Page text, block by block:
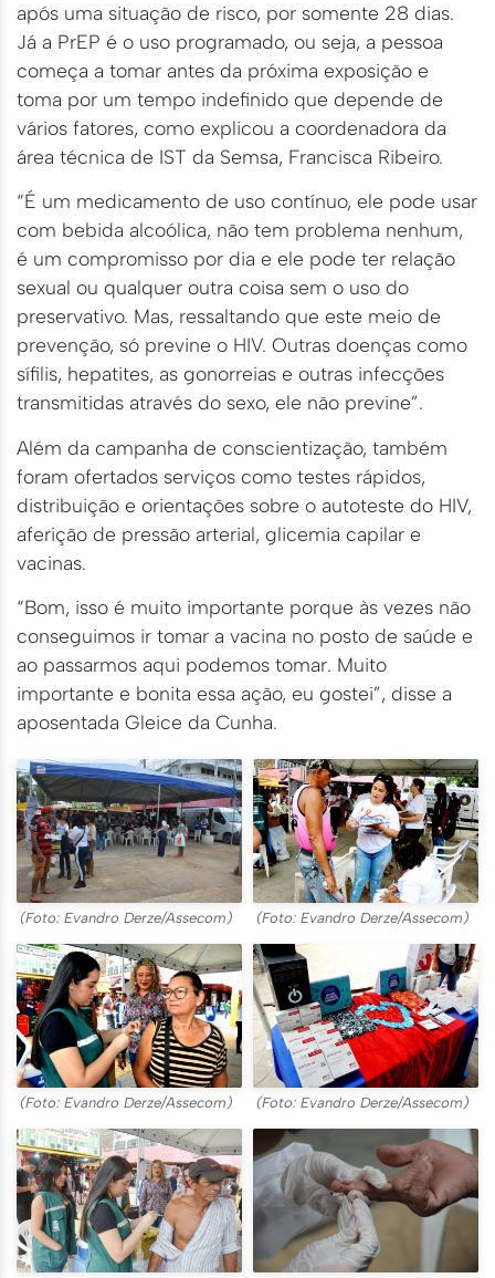
após uma situação de risco, por somente 28 dias.
Já a PrEP é o uso programado, ou seja, a pessoa
começa a tomar antes da próxima exposição e
toma por um tempo indefinido que depende de
vários fatores, como explicou a coordenadora da
área técnica de IST da Semsa, Francisca Ribeiro.
“É um medicamento de uso contínuo, ele pode usar
com bebida alcoólica, não tem problema nenhum,
é um compromisso por dia e ele pode ter relação
sexual ou qualquer outra coisa sem o uso do
preservativo. Mas, ressaltando que este meio de
prevenção, só previne o HIV. Outras doenças como
sífilis, hepatites, as gonorreias e outras infecções
transmitidas através do sexo, ele não previne”.
Além da campanha de conscientização, também
foram ofertados serviços como testes rápidos,
distribuição e orientações sobre o autoteste do HIV,
aferição de pressão arterial, glicemia capilar e
vacinas.
“Bom, isso é muito importante porque às vezes não
conseguimos ir tomar a vacina no posto de saúde e
ao passarmos aqui podemos tomar. Muito
importante e bonita essa ação, eu gostei”, disse a
aposentada Gleice da Cunha.
(Foto: Evandro Derze/Assecom) (Foto: Evandro Derze/Assecom)
(Foto: Evandro Derze/Assecom) (Foto: Evandro Derze/Assecom)